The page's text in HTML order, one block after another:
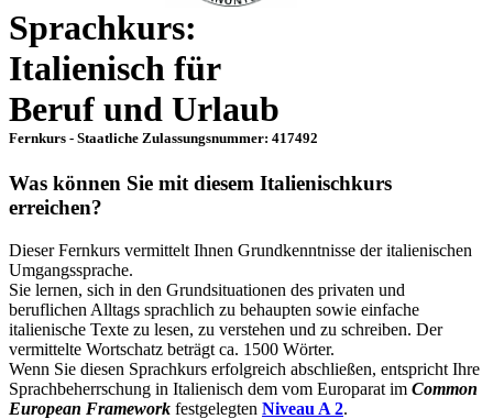
Sprachkurs:
Italienisch für
Beruf und Urlaub
Fernkurs - Staatliche Zulassungsnummer: 417492
Was können Sie mit diesem Italienischkurs
erreichen?
Dieser Fernkurs vermittelt Ihnen Grundkenntnisse der italienischen
Umgangssprache.
Sie lernen, sich in den Grundsituationen des privaten und
beruflichen Alltags sprachlich zu behaupten sowie einfache
italienische Texte zu lesen, zu verstehen und zu schreiben. Der
vermittelte Wortschatz beträgt ca. 1500 Wörter.
Wenn Sie diesen Sprachkurs erfolgreich abschließen, entspricht Ihre
Sprachbeherrschung in Italienisch dem vom Europarat im Common
European Framework festgelegten Niveau A 2.